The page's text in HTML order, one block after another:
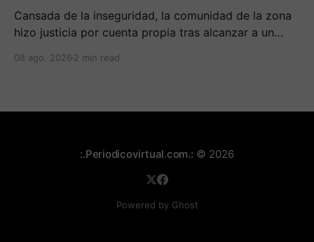
Cansada de la inseguridad, la comunidad de la zona
hizo justicia por cuenta propia tras alcanzar a un
comuna cuatro. La gente pedía que lo incineraran,
08 ago. 2026 2 min read
:.Periodicovirtual.com.: © 2026
Powered by Ghost